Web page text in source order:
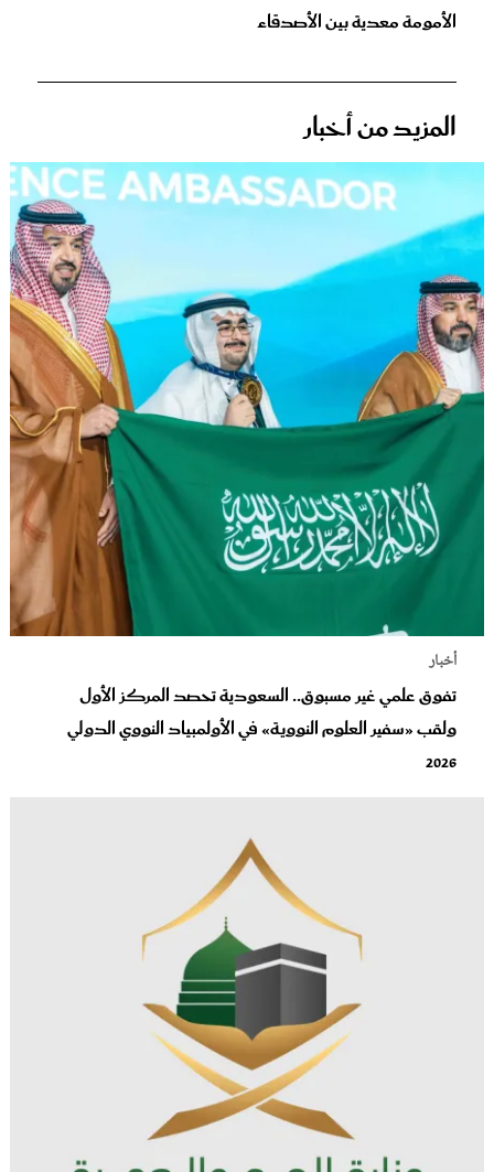
الأمومة معدية بين الأصدقاء
المزيد من أخبار
أخبار
تفوق علمي غير مسبوق.. السعودية تحصد المركز الأول
ولقب «سفير العلوم النووية» في الأولمبياد النووي الدولي
2026